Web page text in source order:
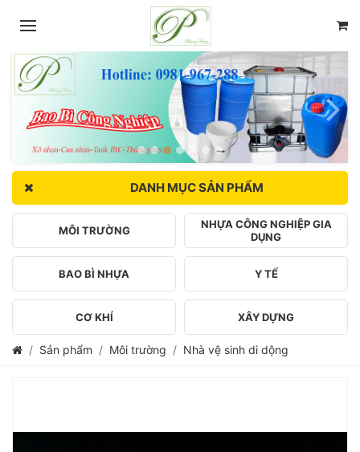
DANH MỤC SẢN PHẨM
MÔI TRƯỜNG
NHỰA CÔNG NGHIỆP GIA
DỤNG
BAO BÌ NHỰA Y TẾ
CƠ KHÍ XÂY DỰNG
Sản phẩm Môi trường Nhà vệ sinh di dộng